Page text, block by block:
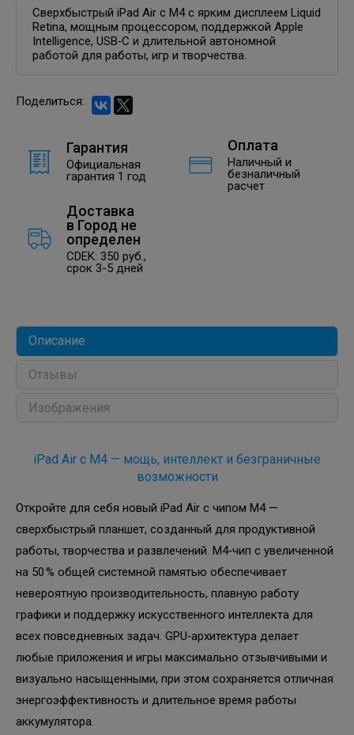
Сверхбыстрый iPad Air с M4 с ярким дисплеем Liquid
Retina, мощным процессором, поддержкой Apple
Intelligence, USB‑C и длительной автономной
работой для работы, игр и творчества.
Поделиться:
Гарантия
Официальная
гарантия 1 год
Оплата
Наличный и
безналичный
расчет
Доставка
в Город не
определен
CDEK: 350 руб.,
срок 3-5 дней
Описание
Отзывы
Изображения
iPad Air с M4 — мощь, интеллект и безграничные
возможности
Откройте для себя новый iPad Air с чипом M4 —
сверхбыстрый планшет, созданный для продуктивной
работы, творчества и развлечений. M4‑чип с увеличенной
на 50 % общей системной памятью обеспечивает
невероятную производительность, плавную работу
графики и поддержку искусственного интеллекта для
всех повседневных задач. GPU‑архитектура делает
любые приложения и игры максимально отзывчивыми и
визуально насыщенными, при этом сохраняется отличная
энергоэффективность и длительное время работы
аккумулятора.